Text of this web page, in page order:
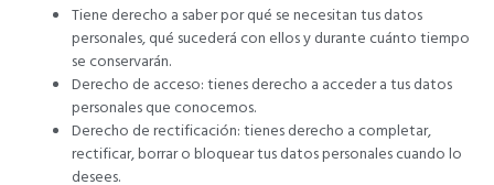
Tiene derecho a saber por qué se necesitan tus datos
personales, qué sucederá con ellos y durante cuánto tiempo
se conservarán.
Derecho de acceso: tienes derecho a acceder a tus datos
personales que conocemos.
Derecho de rectificación: tienes derecho a completar,
rectificar, borrar o bloquear tus datos personales cuando lo
desees.